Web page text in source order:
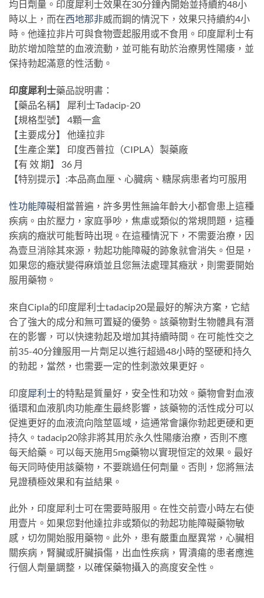
均日劑量。印度犀利士效果在30分鐘內開始並持續約48小
時以上，而在西地那非威而鋼的情況下，效果只持續約4小
時。他達拉非片可與食物壹起服用或不食用。印度犀利士有
助於增加陰莖的血液流動，並可能有助於治療男性陽痿，並
保持勃起滿意的性活動。
印度犀利士藥品說明書：
【藥品名稱】 犀利士Tadacip-20
【規格型號】 4顆一盒
【主要成分】 他達拉非
【生產企業】 印度西普拉（CIPLA）製藥廠
【有 效 期】 36 月
【特别提示】:本品高血厘、心臓病、糖尿病患者均可服用
性功能障礙相當普遍，許多男性無論年齡大小都會患上這種
疾病。由於壓力，家庭爭吵，焦慮或類似的常規問題，這種
疾病的癥狀可能暫時出現。在這種情況下，不需要治療，因
為壹旦消除其來源，勃起功能障礙的跡象就會消失。但是，
如果您的癥狀變得麻煩並且您無法處理其癥狀，則需要開始
服用藥物。
來自Cipla的印度犀利士tadacip20是最好的解決方案，它結
合了強大的成分和無可置疑的優勢。該藥物對生物體具有潛
在的影響，可以快速勃起及增加其持續時間。在可能性交之
前35-40分鐘服用一片劑足以進行超過48小時的堅硬和持久
的勃起，當然，也需要一定的性刺激效果更好。
印度犀利士的特點是質量好，安全性和功效。藥物會對血液
循環和血液肌肉功能產生最終影響，該藥物的活性成分可以
促進更好的血液流向陰莖區域，這通常會讓你勃起更硬和更
持久。tadacip20除非將其用於永久性陽痿治療，否則不應
每天給藥。可以每天施用5mg藥物以實現恒定的效果。最好
每天同時使用該藥物，不要跳過任何劑量。否則，您將無法
見證積極效果和有益結果。
此外，印度犀利士可在需要時服用。在性交前壹小時左右使
用壹片。如果您對他達拉非或類似的勃起功能障礙藥物敏
感，切勿開始服用藥物。此外，患有嚴重血壓異常，心臟相
關疾病，腎臟或肝臟損傷，出血性疾病，胃潰瘍的患者應進
行個人劑量調整，以確保藥物攝入的高度安全性。